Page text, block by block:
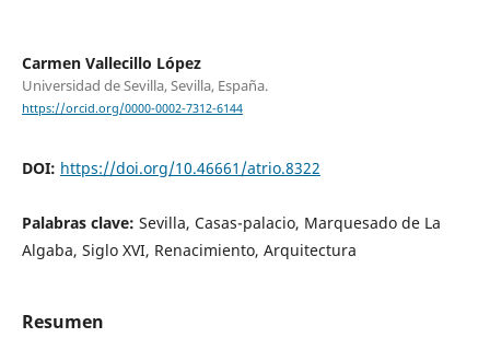
Carmen Vallecillo López
Universidad de Sevilla, Sevilla, España.
https://orcid.org/0000-0002-7312-6144
DOI: https://doi.org/10.46661/atrio.8322
Palabras clave: Sevilla, Casas-palacio, Marquesado de La
Algaba, Siglo XVI, Renacimiento, Arquitectura
Resumen